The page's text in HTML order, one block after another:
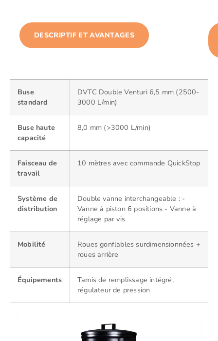
DESCRIPTIF ET AVANTAGES
Buse
standard
DVTC Double Venturi 6,5 mm (2500-
3000 L/min)
Buse haute
capacité
8,0 mm (>3000 L/min)
Faisceau de
travail
10 mètres avec commande QuickStop
Système de
distribution
Double vanne interchangeable : -
Vanne à piston 6 positions - Vanne à
réglage par vis
Mobilité
Roues gonflables surdimensionnées +
roues arrière
Équipements
Tamis de remplissage intégré,
régulateur de pression